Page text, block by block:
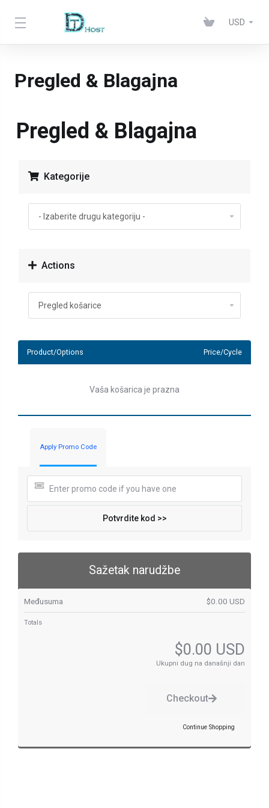
USD
Pregled & Blagajna
Pregled & Blagajna
Kategorije
Actions
Product/Options Price/Cycle
Vaša košarica je prazna
Apply Promo Code
Potvrdite kod >>
Sažetak narudžbe
Međusuma $0.00 USD
Totals
$0.00 USD
Ukupni dug na današnji dan
Checkout
Continue Shopping